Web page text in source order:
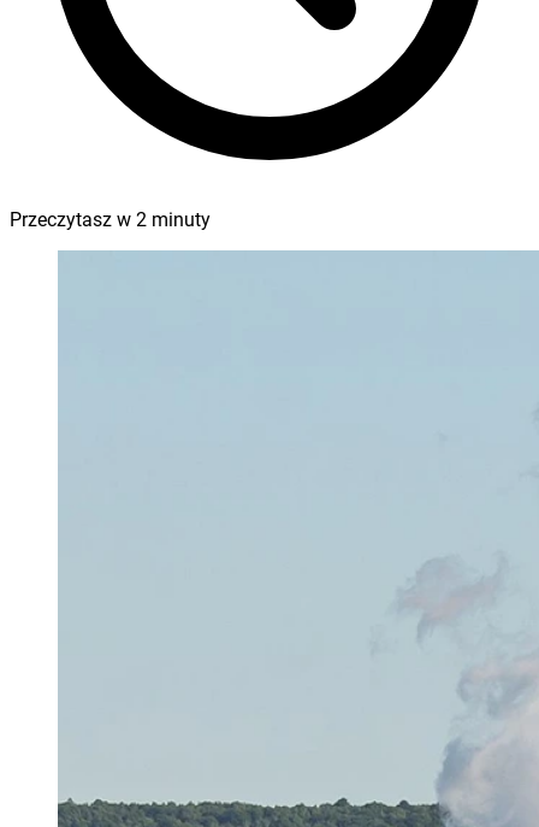
Przeczytasz w 2 minuty